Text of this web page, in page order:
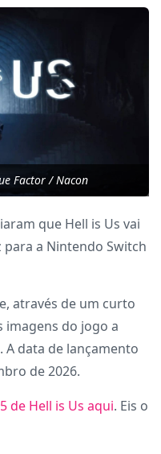
Factor / Nacon
que Hell is Us vai
a Nintendo Switch
através de um curto
do jogo a
data de lançamento
de 2026.
de Hell is Us aqui. Eis o